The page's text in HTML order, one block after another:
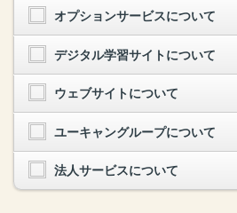
オプションサービスについて
デジタル学習サイトについて
ウェブサイトについて
ユーキャングループについて
法人サービスについて